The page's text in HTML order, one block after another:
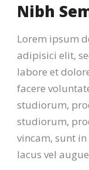
Nibh
Lorem ipsum
adipisici elit,
labore et
facere
studiorum,
studiorum,
vincam, sunt
lacus vel